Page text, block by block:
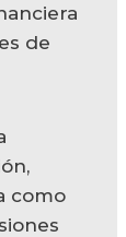
de
como